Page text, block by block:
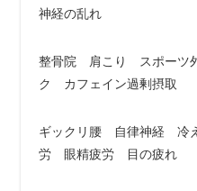
神経の乱れ
整骨院 肩こり スポーツ
ク カフェイン過剰摂取
ギックリ腰 自律神経
労 眼精疲労 目の疲れ